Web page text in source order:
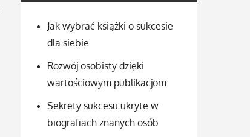
Jak wybrać książki o sukcesie
dla siebie
Rozwój osobisty dzięki
wartościowym publikacjom
Sekrety sukcesu ukryte w
biografiach znanych osób